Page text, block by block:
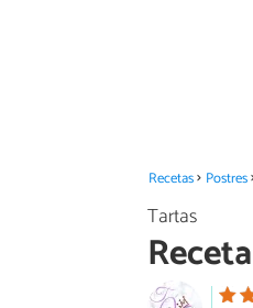
Recetas Postres
Tartas